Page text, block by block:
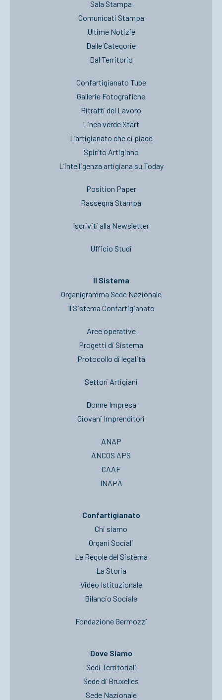
Sala Stampa
Comunicati Stampa
Ultime Notizie
Dalle Categorie
Dal Territorio
Confartigianato Tube
Gallerie Fotografiche
Ritratti del Lavoro
Linea verde Start
L’artigianato che ci piace
Spirito Artigiano
L’intelligenza artigiana su Today
Position Paper
Rassegna Stampa
Iscriviti alla Newsletter
Ufficio Studi
Il Sistema
Organigramma Sede Nazionale
Il Sistema Confartigianato
Aree operative
Progetti di Sistema
Protocollo di legalità
Settori Artigiani
Donne Impresa
Giovani Imprenditori
ANAP
ANCOS APS
CAAF
INAPA
Confartigianato
Chi siamo
Organi Sociali
Le Regole del Sistema
La Storia
Video Istituzionale
Bilancio Sociale
Fondazione Germozzi
Dove Siamo
Sedi Territoriali
Sede di Bruxelles
Sede Nazionale